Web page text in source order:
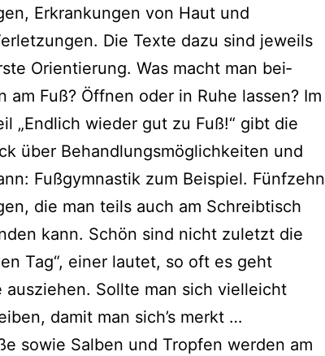
Erkrankungen von Haut und
Die Texte dazu sind jeweils
Orientierung. Was macht man bei­
am Fuß? Öffnen oder in Ruhe las­sen? Im
„Endlich wie­der gut zu Fuß!“ gibt die
über Behandlungsmöglichkeiten und
Fußgymnastik zum Beispiel. Fünfzehn
die man teils auch am Schreibtisch
kann. Schön sind nicht zuletzt die
Tag“, einer lau­tet, so oft es geht
aus­zie­hen. Sollte man sich viel­leicht
damit man sich’s merkt …
sowie Salben und Tropfen wer­den am